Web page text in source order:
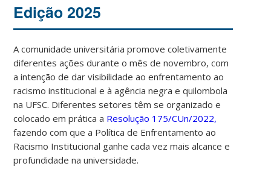
Edição 2025
A comunidade universitária promove coletivamente
diferentes ações durante o mês de novembro, com
a intenção de dar visibilidade ao enfrentamento ao
racismo institucional e à agência negra e quilombola
na UFSC. Diferentes setores têm se organizado e
colocado em prática a Resolução 175/CUn/2022,
fazendo com que a Política de Enfrentamento ao
Racismo Institucional ganhe cada vez mais alcance e
profundidade na universidade.
00:00